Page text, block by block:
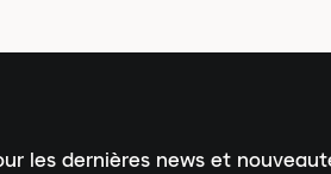
les dernières news et